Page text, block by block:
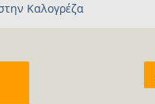
Καλογρέζα